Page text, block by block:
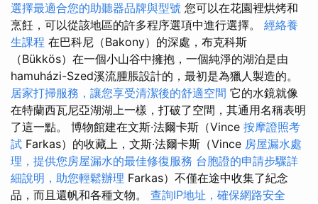
選擇最適合您的助聽器品牌與型號 您可以在花園裡烘烤和
烹飪，可以從該地區的許多程序選項中進行選擇。 經絡養
生課程 在巴科尼（Bakony）的深處，布克科斯
（Bükkös）在一個小山谷中擁抱，一個純淨的湖泊是由
hamuházi-Szed溪流腫脹設計的，最初是為獵人製造的。
居家打掃服務，讓您享受清潔後的舒適空間 它的水鏡就像
在特蘭西瓦尼亞湖湖上一樣，打破了空間，其通用名稱表明
了這一點。 博物館建在文斯·法爾卡斯（Vince 按摩證照考
試 Farkas）的收藏上，文斯·法爾卡斯（Vince 房屋漏水處
理，提供您房屋漏水的最佳修復服務 台胞證的申請步驟詳
細說明，助您輕鬆辦理 Farkas）不僅在途中收集了紀念
品，而且還帆和各種文物。 查詢IP地址，確保網路安全